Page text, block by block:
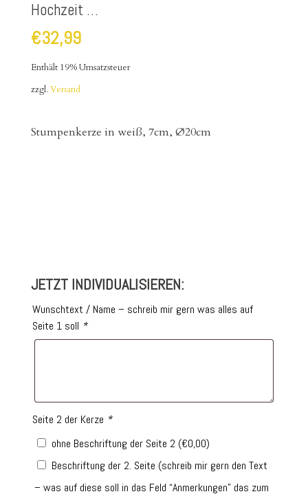
Hochzeit …
€32,99
Enthält 19% Umsatzsteuer
zzgl. Versand
Stumpenkerze in weiß, 7cm, Ø20cm
JETZT INDIVIDUALISIEREN:
Wunschtext / Name – schreib mir gern was alles auf
Seite 1 soll *
Seite 2 der Kerze *
ohne Beschriftung der Seite 2 (€0,00)
Beschriftung der 2. Seite (schreib mir gern den Text
– was auf diese soll in das Feld “Anmerkungen” das zum